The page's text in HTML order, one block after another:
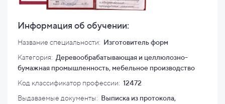
Информация об обучении:
Название специальности: Изготовитель форм
Категория: Деревообрабатывающая и целлюлозно-
бумажная промышленность, мебельное производство
Код классификатор профессии: 12472
Выдаваемые документы: Выписка из протокола,